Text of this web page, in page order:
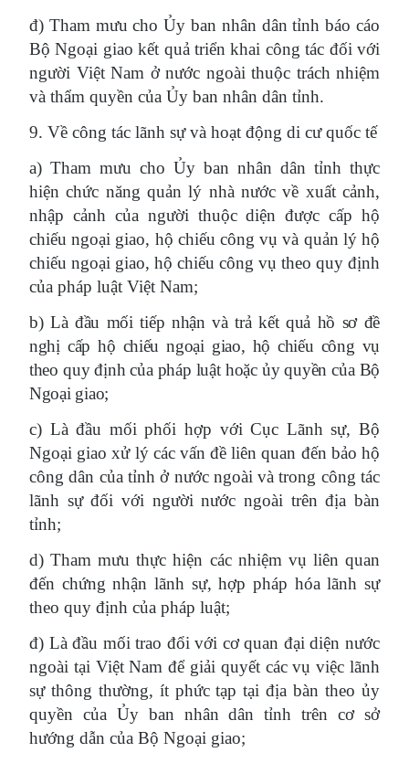
đ) Tham mưu cho Ủy ban nhân dân tỉnh báo cáo
Bộ Ngoại giao kết quả triển khai công tác đối với
người Việt Nam ở nước ngoài thuộc trách nhiệm
và thẩm quyền của Ủy ban nhân dân tỉnh.
9. Về công tác lãnh sự và hoạt động di cư quốc tế
a) Tham mưu cho Ủy ban nhân dân tỉnh thực
hiện chức năng quản lý nhà nước về xuất cảnh,
nhập cảnh của người thuộc diện được cấp hộ
chiếu ngoại giao, hộ chiếu công vụ và quản lý hộ
chiếu ngoại giao, hộ chiếu công vụ theo quy định
của pháp luật Việt Nam;
b) Là đầu mối tiếp nhận và trả kết quả hồ sơ đề
nghị cấp hộ chiếu ngoại giao, hộ chiếu công vụ
theo quy định của pháp luật hoặc ủy quyền của Bộ
Ngoại giao;
c) Là đầu mối phối hợp với Cục Lãnh sự, Bộ
Ngoại giao xử lý các vấn đề liên quan đến bảo hộ
công dân của tỉnh ở nước ngoài và trong công tác
lãnh sự đối với người nước ngoài trên địa bàn
tỉnh;
d) Tham mưu thực hiện các nhiệm vụ liên quan
đến chứng nhận lãnh sự, hợp pháp hóa lãnh sự
theo quy định của pháp luật;
đ) Là đầu mối trao đổi với cơ quan đại diện nước
ngoài tại Việt Nam để giải quyết các vụ việc lãnh
sự thông thường, ít phức tạp tại địa bàn theo ủy
quyền của Ủy ban nhân dân tỉnh trên cơ sở
hướng dẫn của Bộ Ngoại giao;